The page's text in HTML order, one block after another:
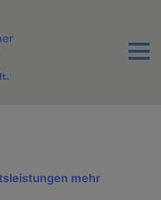
Menu
mehr